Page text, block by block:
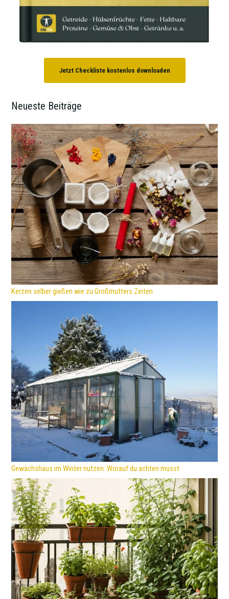
Jetzt Checkliste kostenlos downloaden
Neueste Beiträge
Kerzen selber gießen wie zu Großmutters Zeiten
Gewächshaus im Winter nutzen: Worauf du achten musst